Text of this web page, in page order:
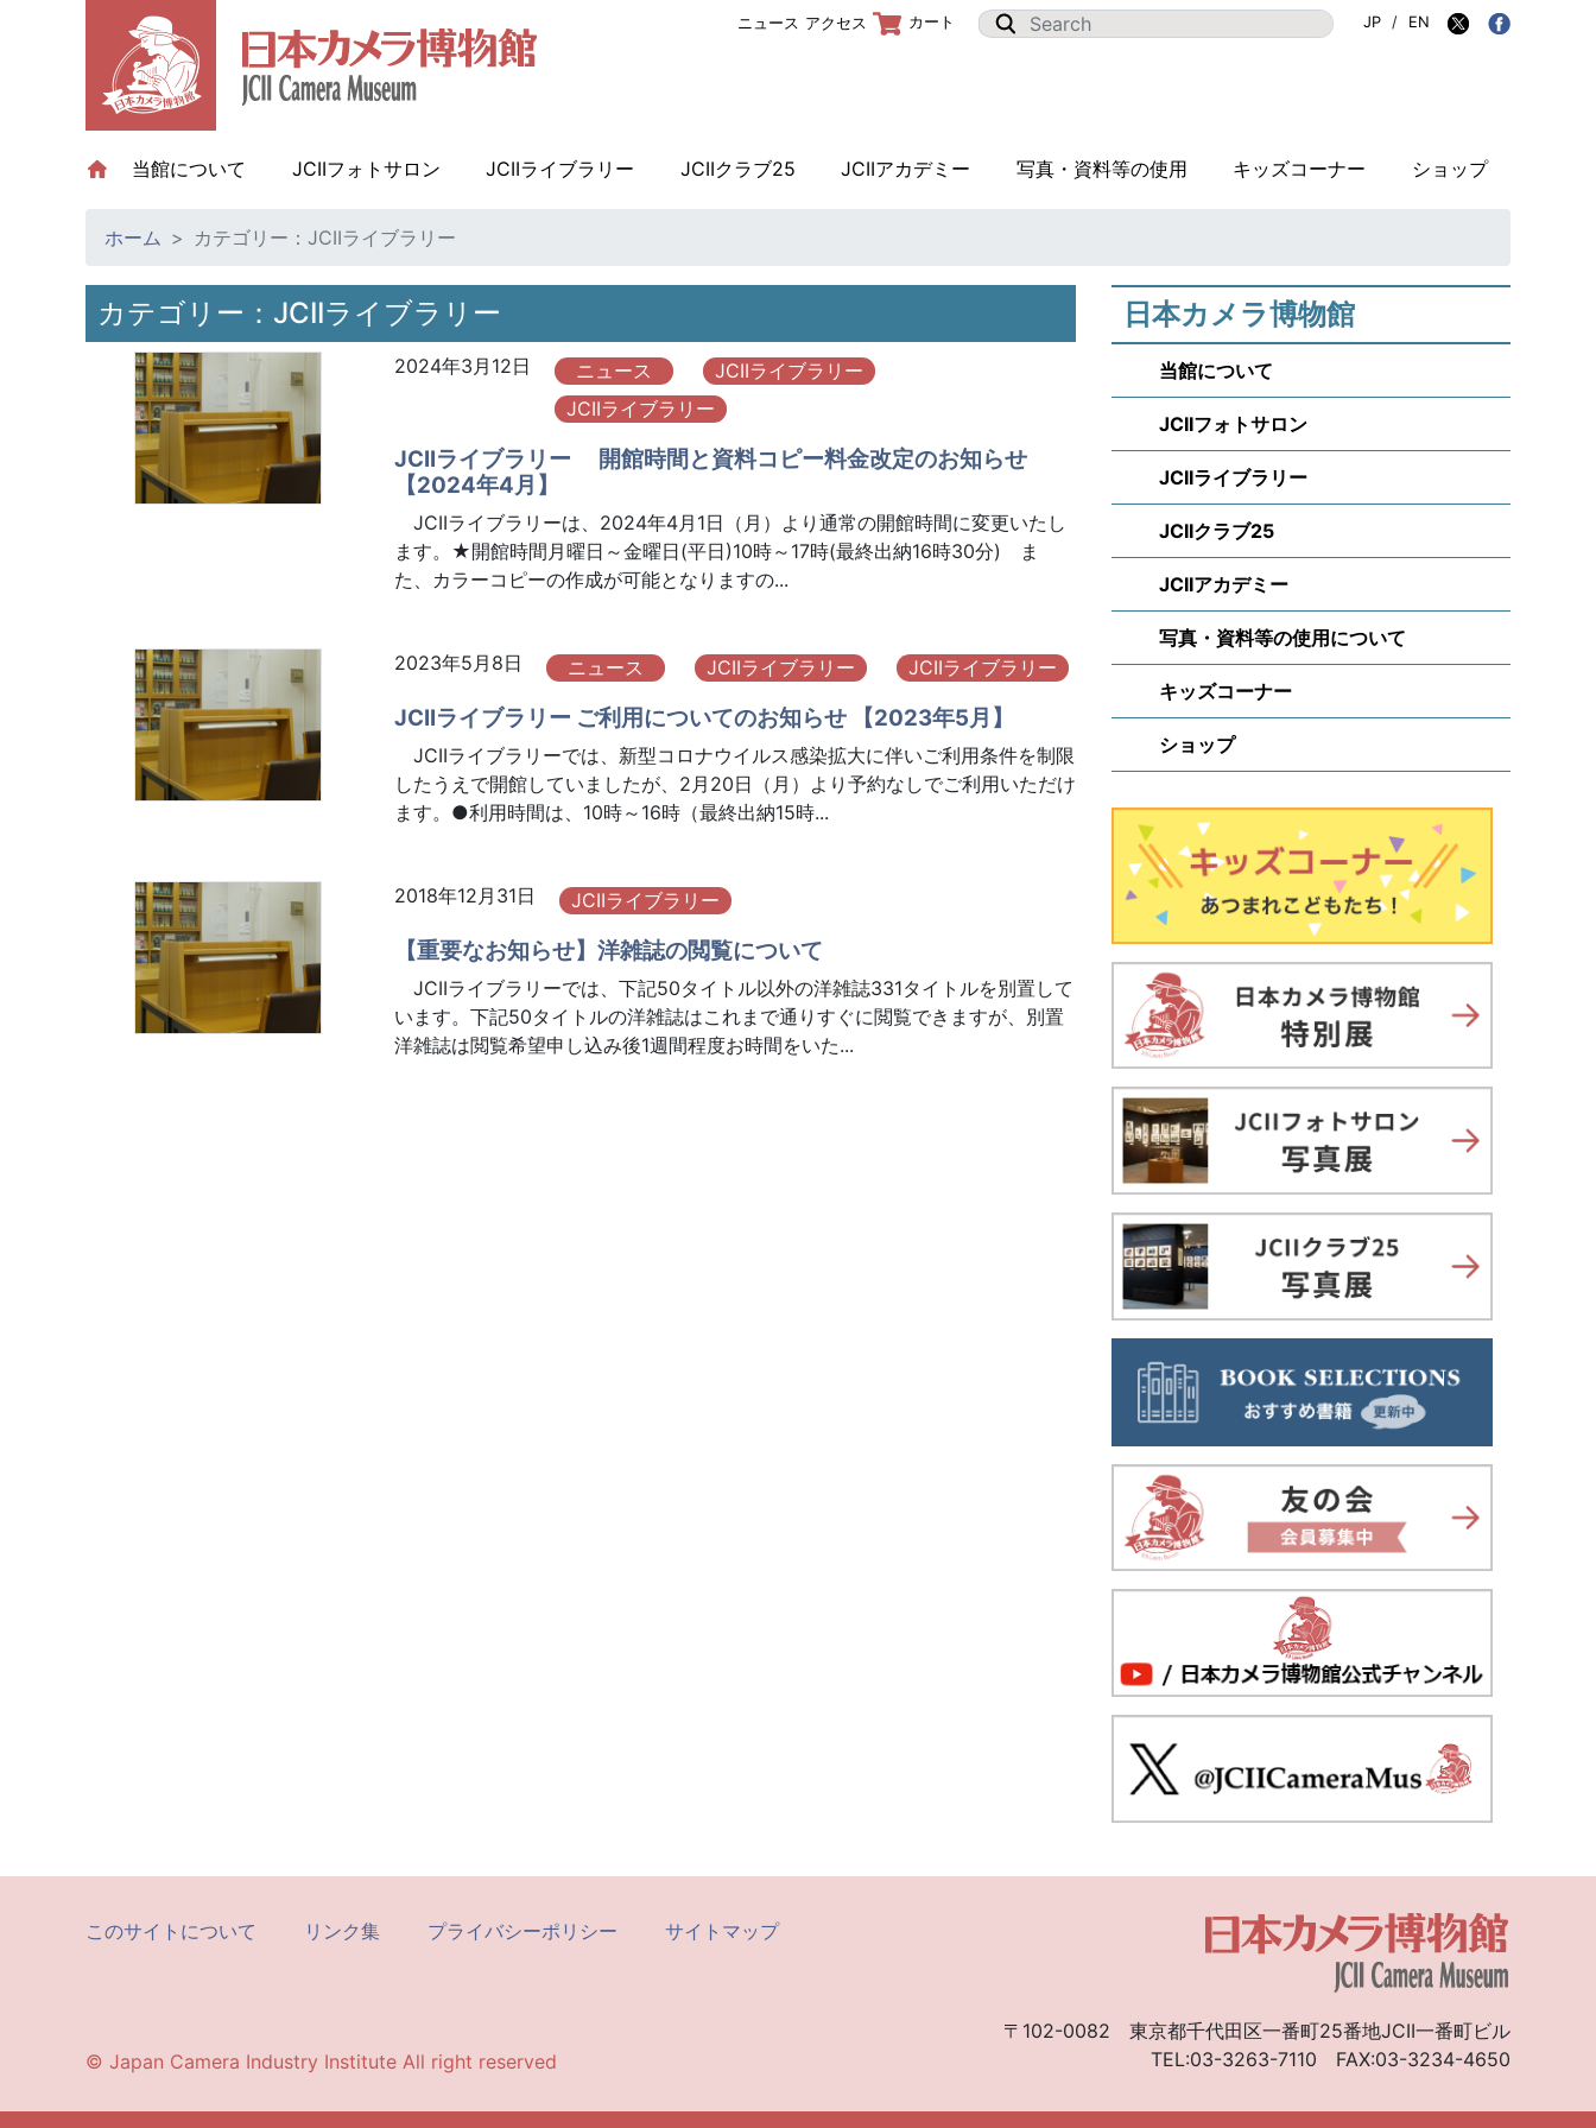
当館について (current)JCIIフォトサロン JCIIライブラリー JCIIクラブ25 JCIIアカデミー 写真・資料等の使用 キッズコーナー ショップ
ニュース アクセス カート JP / EN
ホーム カテゴリー：JCIIライブラリー
カテゴリー：JCIIライブラリー
2024年3月12日 ニュース
JCIIライブラリー
JCIIライブラリー
JCIIライブラリー 開館時間と資料コピー料金改定のお知らせ
【2024年4月】
JCIIライブラリーは、2024年4月1日（月）より通常の開館時間に変更いたし
ます。★開館時間月曜日～金曜日(平日)10時～17時(最終出納16時30分) ま
た、カラーコピーの作成が可能となりますの...
2023年5月8日 ニュース JCIIライブラリー JCIIライブラリー
JCIIライブラリー ご利用についてのお知らせ 【2023年5月】
JCIIライブラリーでは、新型コロナウイルス感染拡大に伴いご利用条件を制限
したうえで開館していましたが、2月20日（月）より予約なしでご利用いただけ
ます。●利用時間は、10時～16時（最終出納15時...
2018年12月31日 JCIIライブラリー
【重要なお知らせ】洋雑誌の閲覧について
JCIIライブラリーでは、下記50タイトル以外の洋雑誌331タイトルを別置して
います。下記50タイトルの洋雑誌はこれまで通りすぐに閲覧できますが、別置
洋雑誌は閲覧希望申し込み後1週間程度お時間をいた...
日本カメラ博物館
当館について
JCIIフォトサロン
JCIIライブラリー
JCIIクラブ25
JCIIアカデミー
写真・資料等の使用について
キッズコーナー
ショップ
このサイトについて リンク集 プライバシーポリシー サイトマップ
〒102-0082
東京都千代田区一番町25番地JCII一番町ビル
TEL:03-3263-7110
FAX:03-3234-4650
© Japan Camera Industry Institute All right reserved